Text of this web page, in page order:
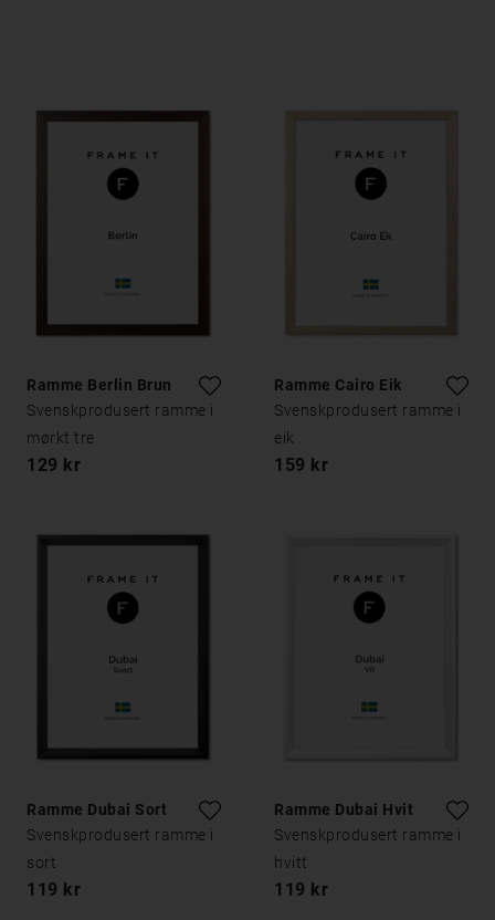
Ramme Berlin Brun
Svenskprodusert ramme i
mørkt tre
129 kr
Ramme Cairo Eik
Svenskprodusert ramme i
eik
159 kr
Ramme Dubai Sort
Svenskprodusert ramme i
sort
119 kr
Ramme Dubai Hvit
Svenskprodusert ramme i
hvitt
119 kr